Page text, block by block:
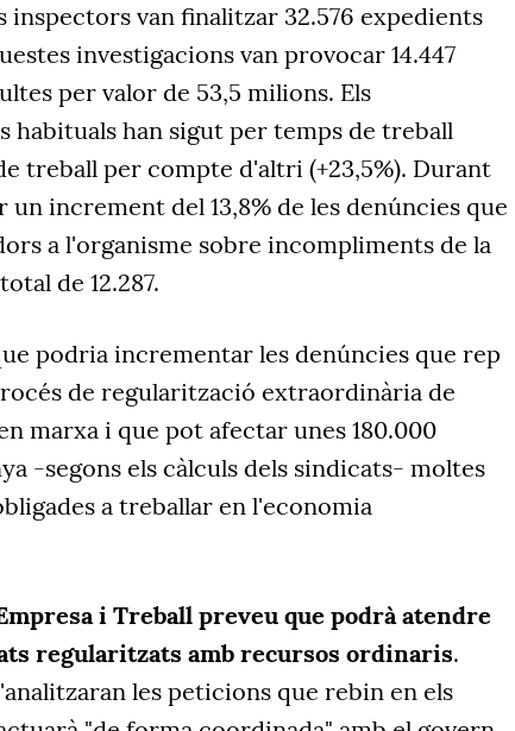
inspectors van finalitzar 32.576 expedients
investigacions van provocar 14.447
per valor de 53,5 milions. Els
habituals han sigut per temps de treball
treball per compte d'altri (+23,5%). Durant
un increment del 13,8% de les denúncies que
a l'organisme sobre incompliments de la
de 12.287.
podria incrementar les denúncies que rep
de regularització extraordinària de
marxa i que pot afectar unes 180.000
-segons els càlculs dels sindicats- moltes
a treballar en l'economia
i Treball preveu que podrà atendre
regularitzats amb recursos ordinaris.
les peticions que rebin en els